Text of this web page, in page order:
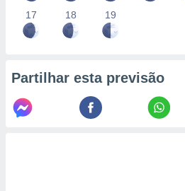
17 18 19
Partilhar esta previsão